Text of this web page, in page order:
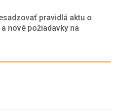
pravidlá aktu o
nové požiadavky na